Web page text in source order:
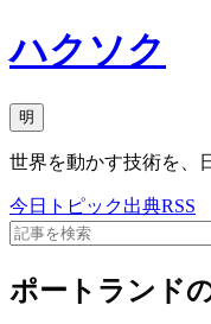
ハクソク
明
世界を動かす技術を、
今日 トピック出典RSS
ポートランド